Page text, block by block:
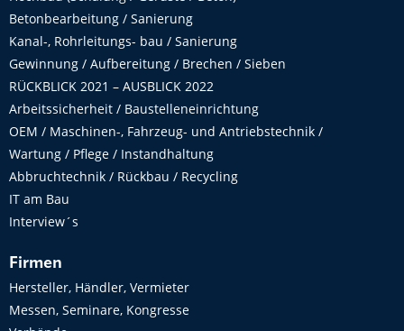
Betonbearbeitung / Sanierung
Kanal-, Rohrleitungs- bau / Sanierung
Gewinnung / Aufbereitung / Brechen / Sieben
RÜCKBLICK 2021 – AUSBLICK 2022
Arbeitssicherheit / Baustelleneinrichtung
OEM / Maschinen-, Fahrzeug- und Antriebstechnik /
Wartung / Pflege / Instandhaltung
Abbruchtechnik / Rückbau / Recycling
IT am Bau
Interview´s
Firmen
Hersteller, Händler, Vermieter
Messen, Seminare, Kongresse